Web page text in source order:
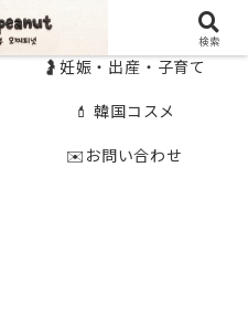
🤰妊娠・出産・子育て
💄 韓国コスメ
✉️お問い合わせ
検索